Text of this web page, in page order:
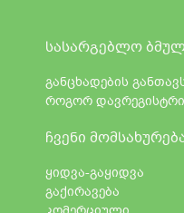
სასარგებლო
განცხადების
როგორ
ჩვენი
ყიდვა-გაყიდვა
გაქირავება